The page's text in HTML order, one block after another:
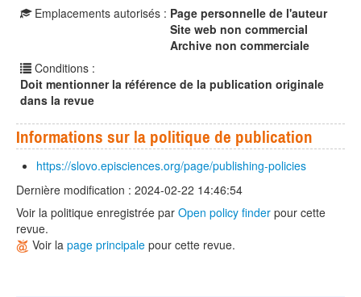
Emplacements autorisés : Page personnelle de l'auteur
Site web non commercial
Archive non commerciale
Conditions :
Doit mentionner la référence de la publication originale
dans la revue
Informations sur la politique de publication
https://slovo.episciences.org/page/publishing-policies
Dernière modification : 2024-02-22 14:46:54
Voir la politique enregistrée par Open policy finder pour cette
revue.
Voir la page principale pour cette revue.